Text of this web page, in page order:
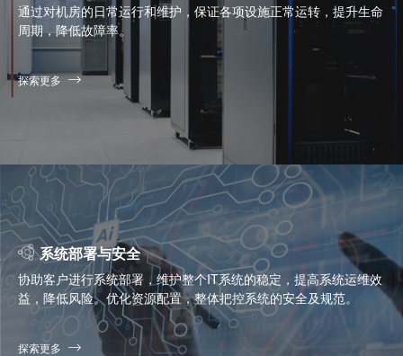
通过对机房的日常运行和维护，保证各项设施正常运转，提升生命
周期，降低故障率。
探索更多
系统部署与安全
协助客户进行系统部署，维护整个IT系统的稳定，提高系统运维效
益，降低风险。优化资源配置，整体把控系统的安全及规范。
探索更多